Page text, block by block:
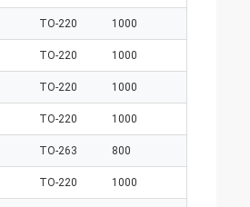
TO-220 1000
TO-220 1000
TO-220 1000
TO-220 1000
TO-263 800
TO-220 1000